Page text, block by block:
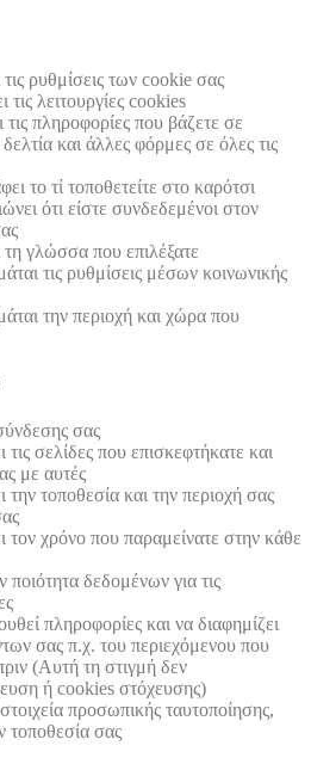
ρυθμίσεις των cookie σας
τις λειτουργίες cookies
πληροφορίες που βάζετε σε
και άλλες φόρμες σε όλες τις
το τί τοποθετείτε στο καρότσι
ότι είστε συνδεδεμένοι στον
γλώσσα που επιλέξατε
τις ρυθμίσεις μέσων κοινωνικής
την περιοχή και χώρα που
σας
σελίδες που επισκεφτήκατε και
με αυτές
τοποθεσία και την περιοχή σας
χρόνο που παραμείνατε στην κάθε
δεδομένων για τις
πληροφορίες και να διαφημίζει
σας π.χ. του περιεχόμενου που
(Αυτή τη στιγμή δεν
ή cookies στόχευσης)
προσωπικής ταυτοποίησης,
τοποθεσία σας